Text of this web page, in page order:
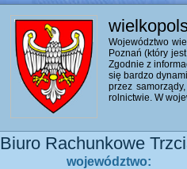
Województwo
Poznań (który
Zgodnie z
się bardzo
przez
rolnictwie. W
Biuro Rachunkowe
województwo: